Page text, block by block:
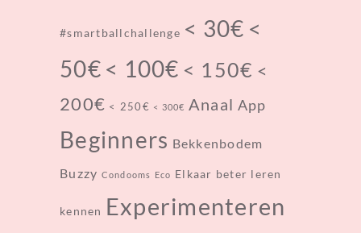
#smartballchallenge < 30€ <
50€ < 100€ < 150€ <
200€ < 250€ < 300€ Anaal App
Beginners Bekkenbodem
Buzzy Condooms Eco Elkaar beter leren
kennen Experimenteren